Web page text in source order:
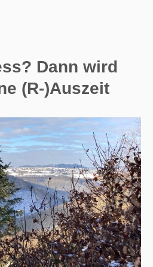
Dann wird
(R-)Auszeit